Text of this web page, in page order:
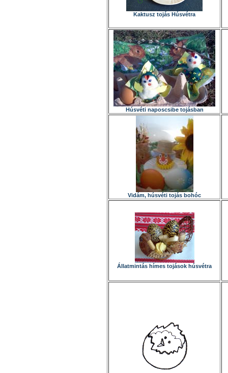
Kaktusz tojás Húsvétra
Húsvéti naposcsibe tojásban
Vidám, húsvéti tojás bohóc
Állatmintás hímes tojások húsvétra